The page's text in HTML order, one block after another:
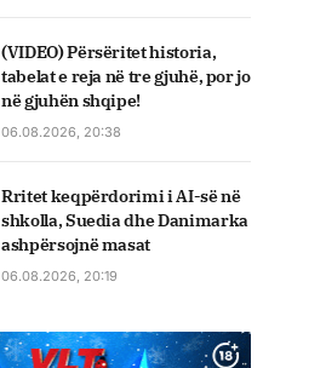
(VIDEO) Përsëritet historia,
tabelat e reja në tre gjuhë, por jo
në gjuhën shqipe!
06.08.2026, 20:38
Rritet keqpërdorimi i AI-së në
shkolla, Suedia dhe Danimarka
ashpërsojnë masat
06.08.2026, 20:19